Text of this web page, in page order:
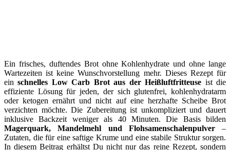
Ein frisches, duftendes Brot ohne Kohlenhydrate und ohne lange
Wartezeiten ist keine Wunschvorstellung mehr. Dieses Rezept für
einschnelles Low Carb Brot aus der Heißluftfritteuse ist die
effiziente Lösung für jeden, der sich glutenfrei, kohlenhydratarm
oder ketogen ernährt und nicht auf eine herzhafte Scheibe Brot
verzichten möchte. Die Zubereitung ist unkompliziert und dauert
inklusive Backzeit weniger als 40 Minuten. Die Basis bilden
Magerquark, Mandelmehl und Flohsamenschalenpulver–
Zutaten, die für eine saftige Krume und eine stabile Struktur sorgen.
In diesem Beitrag erhältst Du nicht nur das reine Rezept, sondern